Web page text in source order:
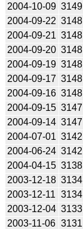
2004-10-09 3149
2004-09-22 3148
2004-09-21 3148
2004-09-20 3148
2004-09-19 3148
2004-09-17 3148
2004-09-16 3148
2004-09-15 3147
2004-09-14 3147
2004-07-01 3142
2004-06-24 3142
2004-04-15 3138
2003-12-18 3134
2003-12-11 3134
2003-12-04 3133
2003-11-06 3131